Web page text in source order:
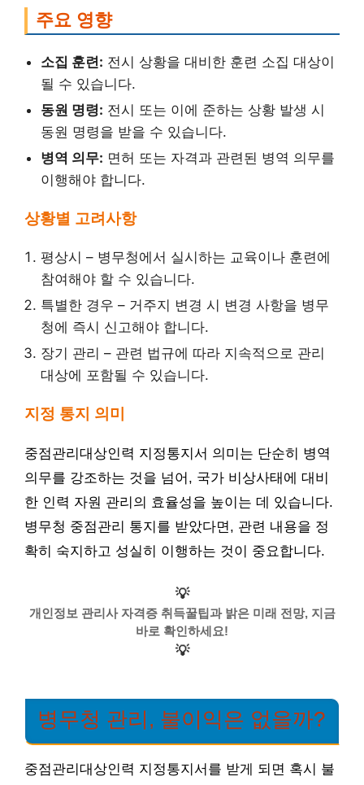
주요 영향
소집 훈련: 전시 상황을 대비한 훈련 소집 대상이
될 수 있습니다.
동원 명령: 전시 또는 이에 준하는 상황 발생 시
동원 명령을 받을 수 있습니다.
병역 의무: 면허 또는 자격과 관련된 병역 의무를
이행해야 합니다.
상황별 고려사항
평상시 – 병무청에서 실시하는 교육이나 훈련에
참여해야 할 수 있습니다.
특별한 경우 – 거주지 변경 시 변경 사항을 병무
청에 즉시 신고해야 합니다.
장기 관리 – 관련 법규에 따라 지속적으로 관리
대상에 포함될 수 있습니다.
지정 통지 의미
중점관리대상인력 지정통지서 의미는 단순히 병역
의무를 강조하는 것을 넘어, 국가 비상사태에 대비
한 인력 자원 관리의 효율성을 높이는 데 있습니다.
병무청 중점관리 통지를 받았다면, 관련 내용을 정
확히 숙지하고 성실히 이행하는 것이 중요합니다.
💡
개인정보 관리사 자격증 취득꿀팁과 밝은 미래 전망, 지금
바로 확인하세요!
💡
병무청 관리, 불이익은 없을까?
중점관리대상인력 지정통지서를 받게 되면 혹시 불